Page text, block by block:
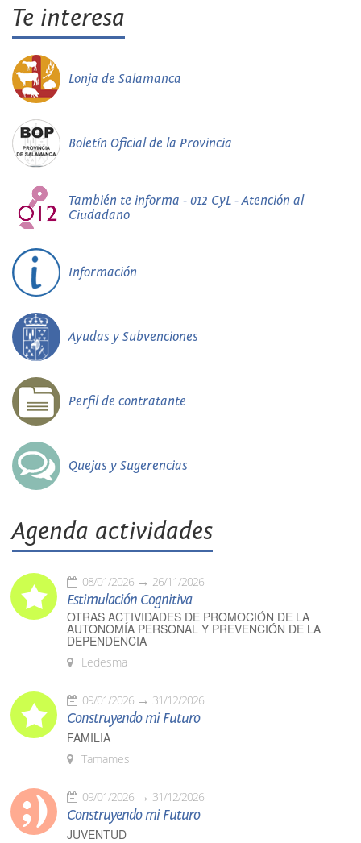
Te interesa
Lonja de Salamanca
Boletín Oficial de la Provincia
También te informa - 012 CyL - Atención al
Ciudadano
Información
Ayudas y Subvenciones
Perfil de contratante
Quejas y Sugerencias
Agenda actividades
08/01/2026 26/11/2026
Estimulación Cognitiva
OTRAS ACTIVIDADES DE PROMOCIÓN DE LA
AUTONOMÍA PERSONAL Y PREVENCIÓN DE LA
DEPENDENCIA
Ledesma
09/01/2026 31/12/2026
Construyendo mi Futuro
FAMILIA
Tamames
09/01/2026 31/12/2026
Construyendo mi Futuro
JUVENTUD